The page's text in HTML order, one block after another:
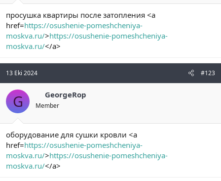
просушка квартиры после затопления <a
href=https://osushenie-pomeshcheniya-
moskva.ru/>https://osushenie-pomeshcheniya-
moskva.ru/</a>
13 Eki 2024 #123
G GeorgeRop
Member
оборудование для сушки кровли <a
href=https://osushenie-pomeshcheniya-
moskva.ru/>https://osushenie-pomeshcheniya-
moskva.ru/</a>